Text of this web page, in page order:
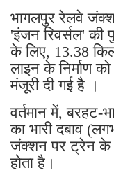
भागलपुर रेलवे
'इंजन रिवर्सल' की
के लिए, 13.38
लाइन के निर्माण
मंजूरी दी गई है ।
वर्तमान में, बरहट-
का भारी दबाव
जंक्शन पर ट्रेन के
होता है।